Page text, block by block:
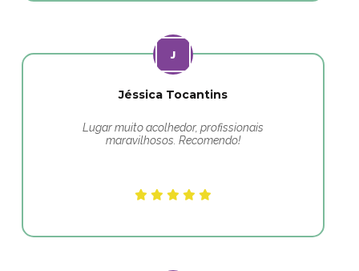
Jéssica Tocantins
Lugar muito acolhedor, profissionais
maravilhosos. Recomendo!